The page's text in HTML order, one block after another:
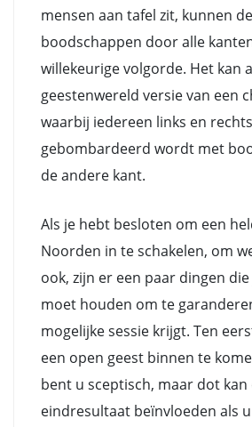
mensen aan tafel zit, kunnen de
boodschappen door alle
willekeurige volgorde. Het kan
geestenwereld versie van een
waarbij iedereen links en rechts
gebombardeerd wordt met
de andere kant.
Als je hebt besloten om een
Noorden in te schakelen, om
ook, zijn er een paar dingen
moet houden om te
mogelijke sessie krijgt. Ten
een open geest binnen te
bent u sceptisch, maar dot
eindresultaat beïnvloeden als